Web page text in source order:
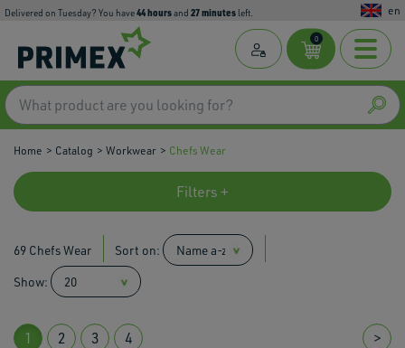
Delivered on Tuesday? You have44hoursand 27minutes left. en
0
Home Catalog Workwear Chefs Wear
Filters +
69 Chefs Wear Sort on:
Show:
1 2 3 4 >